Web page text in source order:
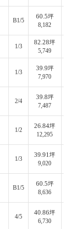
B1/5
60.5坪
8,182
1/3
82.28坪
5,749
1/3
39.9坪
7,970
2/4
39.8坪
7,487
1/2
26.84坪
12,295
1/3
39.91坪
9,020
B1/5
60.5坪
8,636
4/5
40.86坪
6,730